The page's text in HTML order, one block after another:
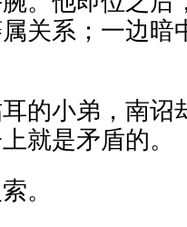
关系；一边暗
的小弟，南诏
就是矛盾的。
。